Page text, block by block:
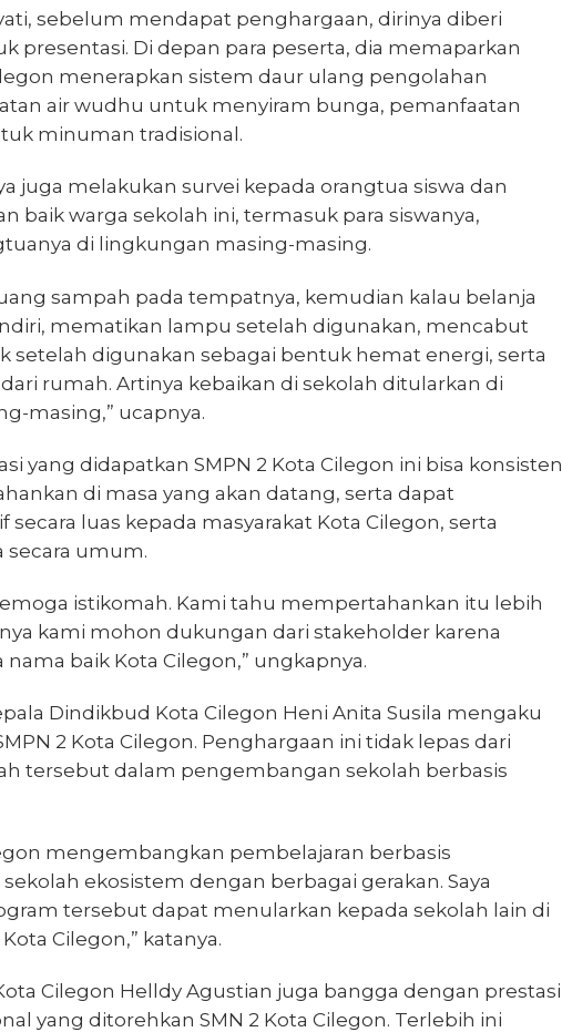
sebelum mendapat penghargaan, dirinya diberi
presentasi. Di depan para peserta, dia memaparkan
menerapkan sistem daur ulang pengolahan
air wudhu untuk menyiram bunga, pemanfaatan
minuman tradisional.
juga melakukan survei kepada orangtua siswa dan
baik warga sekolah ini, termasuk para siswanya,
di lingkungan masing-masing.
sampah pada tempatnya, kemudian kalau belanja
mematikan lampu setelah digunakan, mencabut
setelah digunakan sebagai bentuk hemat energi, serta
rumah. Artinya kebaikan di sekolah ditularkan di
masing,” ucapnya.
yang didapatkan SMPN 2 Kota Cilegon ini bisa konsisten
di masa yang akan datang, serta dapat
secara luas kepada masyarakat Kota Cilegon, serta
secara umum.
istikomah. Kami tahu mempertahankan itu lebih
kami mohon dukungan dari stakeholder karena
baik Kota Cilegon,” ungkapnya.
Dindikbud Kota Cilegon Heni Anita Susila mengaku
2 Kota Cilegon. Penghargaan ini tidak lepas dari
tersebut dalam pengembangan sekolah berbasis
mengembangkan pembelajaran berbasis
ekosistem dengan berbagai gerakan. Saya
tersebut dapat menularkan kepada sekolah lain di
Cilegon,” katanya.
Cilegon Helldy Agustian juga bangga dengan prestasi
yang ditorehkan SMN 2 Kota Cilegon. Terlebih ini